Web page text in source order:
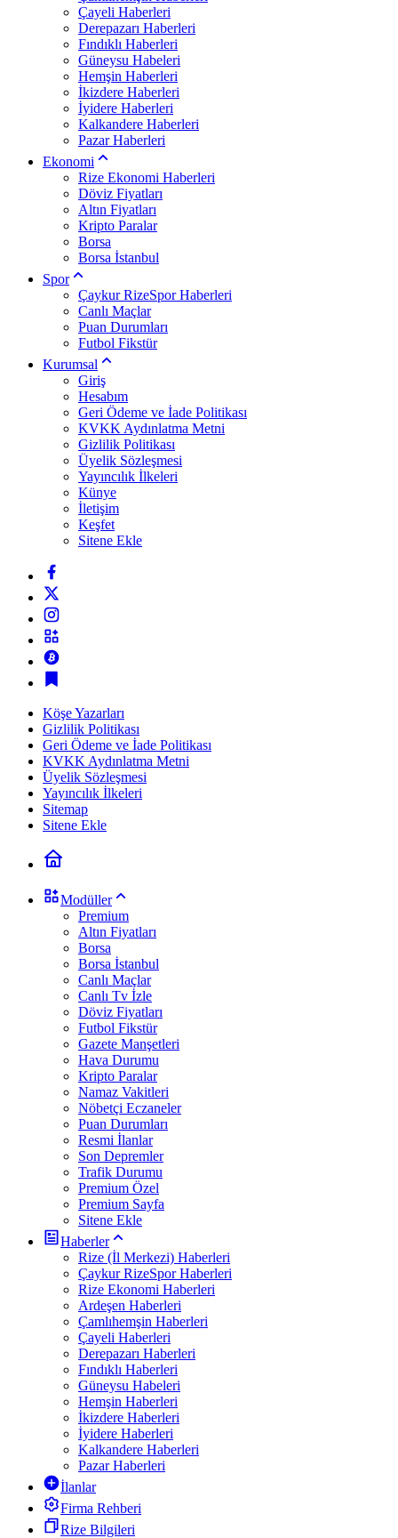
Çayeli Haberleri
Derepazarı Haberleri
Fındıklı Haberleri
Güneysu Habeleri
Hemşin Haberleri
İkizdere Haberleri
İyidere Haberleri
Kalkandere Haberleri
Pazar Haberleri
Ekonomi
Rize Ekonomi Haberleri
Döviz Fiyatları
Altın Fiyatları
Kripto Paralar
Borsa
Borsa İstanbul
Spor
Çaykur RizeSpor Haberleri
Canlı Maçlar
Puan Durumları
Futbol Fikstür
Kurumsal
Giriş
Hesabım
Geri Ödeme ve İade Politikası
KVKK Aydınlatma Metni
Gizlilik Politikası
Üyelik Sözleşmesi
Yayıncılık İlkeleri
Künye
İletişim
Keşfet
Sitene Ekle
Köşe Yazarları
Gizlilik Politikası
Geri Ödeme ve İade Politikası
KVKK Aydınlatma Metni
Üyelik Sözleşmesi
Yayıncılık İlkeleri
Sitemap
Sitene Ekle
Modüller
Premium
Altın Fiyatları
Borsa
Borsa İstanbul
Canlı Maçlar
Canlı Tv İzle
Döviz Fiyatları
Futbol Fikstür
Gazete Manşetleri
Hava Durumu
Kripto Paralar
Namaz Vakitleri
Nöbetçi Eczaneler
Puan Durumları
Resmi İlanlar
Son Depremler
Trafik Durumu
Premium Özel
Premium Sayfa
Sitene Ekle
Haberler
Rize (İl Merkezi) Haberleri
Çaykur RizeSpor Haberleri
Rize Ekonomi Haberleri
Ardeşen Haberleri
Çamlıhemşin Haberleri
Çayeli Haberleri
Derepazarı Haberleri
Fındıklı Haberleri
Güneysu Habeleri
Hemşin Haberleri
İkizdere Haberleri
İyidere Haberleri
Kalkandere Haberleri
Pazar Haberleri
İlanlar
Firma Rehberi
Rize Bilgileri